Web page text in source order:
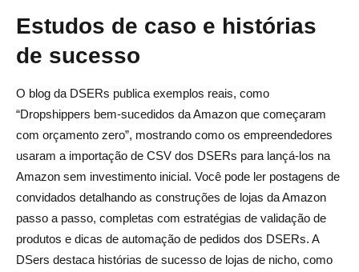
Estudos de caso e histórias
de sucesso
O blog da DSERs publica exemplos reais, como
“Dropshippers bem-sucedidos da Amazon que começaram
com orçamento zero”, mostrando como os empreendedores
usaram a importação de CSV dos DSERs para lançá-los na
Amazon sem investimento inicial. Você pode ler postagens de
convidados detalhando as construções de lojas da Amazon
passo a passo, completas com estratégias de validação de
produtos e dicas de automação de pedidos dos DSERs. A
DSers destaca histórias de sucesso de lojas de nicho, como